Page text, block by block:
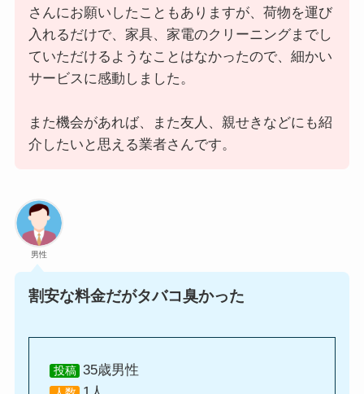
さんにお願いしたこともありますが、荷物を運び
入れるだけで、家具、家電のクリーニングまでし
ていただけるようなことはなかったので、細かい
サービスに感動しました。
また機会があれば、また友人、親せきなどにも紹
介したいと思える業者さんです。
男性
割安な料金だがタバコ臭かった
投稿 35歳男性